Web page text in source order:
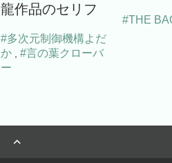
龍作品のセリフ
#多次元制御機構よだ
か
#言の葉クローバ
ー
#THE